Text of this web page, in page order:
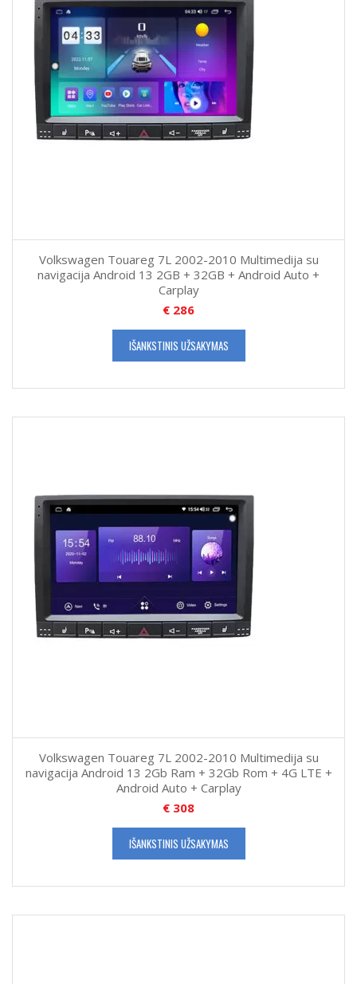
Volkswagen Touareg 7L 2002-2010 Multimedija su
navigacija Android 13 2GB + 32GB + Android Auto +
Carplay
€ 286
IŠANKSTINIS UŽSAKYMAS
Volkswagen Touareg 7L 2002-2010 Multimedija su
navigacija Android 13 2Gb Ram + 32Gb Rom + 4G LTE +
Android Auto + Carplay
€ 308
IŠANKSTINIS UŽSAKYMAS